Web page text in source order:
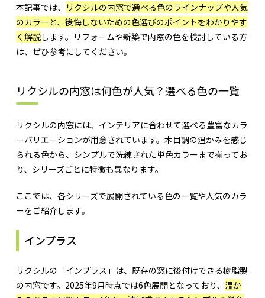
本記事では、
リクシルの内窓で選べる色のラインナップや人気
のカラーと、後悔しないための色選びのポイントをわかりやす
く解説します。リフォームや新築で内窓の色を検討している方
は、ぜひ参考にしてください。
リクシルの内窓は何色が人気？選べる色の一覧
リクシルの内窓には、インテリアに合わせて選べる豊富なカラ
ーバリエーションが用意されています。木目調の温かみを感じ
られる色から、シンプルで洗練された単色カラーまで揃ってお
り、シリーズごとに特徴も異なります。
ここでは、各シリーズで展開されている色の一覧や人気のカラ
ーをご紹介します。
インプラス
リクシルの「インプラス」は、既存の窓に後付けできる樹脂製
の内窓です。2025年9月時点では6色展開となっており、 温か